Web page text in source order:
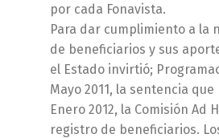
por cada Fonavista.
Para dar cumplimiento a la
de beneficiarios y sus
el Estado invirtió;
Mayo 2011, la sentencia
Enero 2012, la Comisión
registro de beneficiarios.